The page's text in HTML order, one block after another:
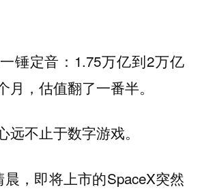
锤定音：1.75万亿到2万亿
月，估值翻了一番半。
远不止于数字游戏。
，即将上市的SpaceX突然